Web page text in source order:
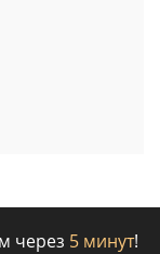
через 5 минут!